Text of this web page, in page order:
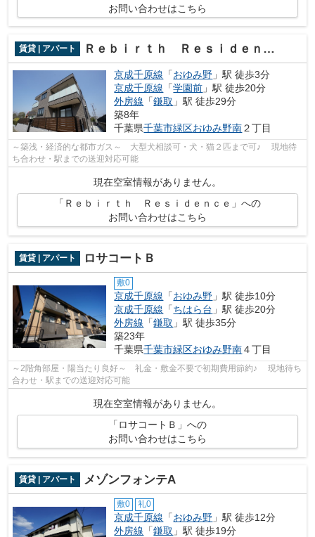
お問い合わせはこちら
賃貸 | アパート Ｒｅｂｉｒｔｈ Ｒｅｓｉｄｅｎｃｅ
京成千原線 「おゆみ野 」駅 徒歩3分
京成千原線 「学園前 」駅 徒歩20分
外房線 「鎌取 」駅 徒歩29分
築8年
千葉県千葉市緑区おゆみ野南２丁目
～築浅・経済的な都市ガス～ 大型犬相談可・犬・猫２匹まで可♪ 現地待
ち合わせ・駅までの送迎対応可能
現在空室情報がありません。
「Ｒｅｂｉｒｔｈ Ｒｅｓｉｄｅｎｃｅ」への
お問い合わせはこちら
賃貸 | アパート ロサコートＢ
敷0
京成千原線 「おゆみ野 」駅 徒歩10分
京成千原線 「ちはら台 」駅 徒歩20分
外房線 「鎌取 」駅 徒歩35分
築23年
千葉県千葉市緑区おゆみ野南４丁目
～2階角部屋・陽当たり良好～ 礼金・敷金不要で初期費用節約♪ 現地待ち
合わせ・駅までの送迎対応可能
現在空室情報がありません。
「ロサコートＢ」への
お問い合わせはこちら
賃貸 | アパート メゾンフォンテA
敷0 礼0
京成千原線 「おゆみ野 」駅 徒歩12分
外房線 「鎌取 」駅 徒歩19分